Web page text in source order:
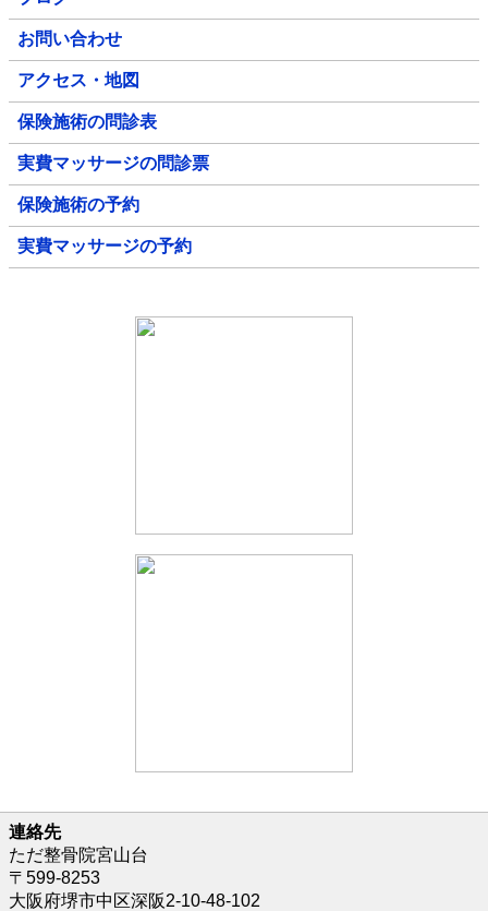
お問い合わせ
アクセス・地図
保険施術の問診表
実費マッサージの問診票
保険施術の予約
実費マッサージの予約
連絡先
ただ整骨院宮山台
〒599-8253
大阪府堺市中区深阪2-10-48-102